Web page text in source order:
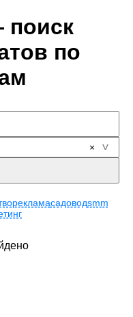
поиск
по
рекламасадоводsmm